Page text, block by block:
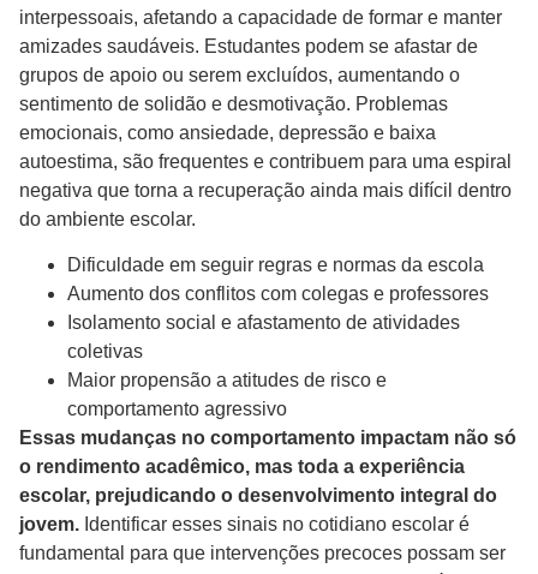
interpessoais, afetando a capacidade de formar e manter
amizades saudáveis. Estudantes podem se afastar de
grupos de apoio ou serem excluídos, aumentando o
sentimento de solidão e desmotivação. Problemas
emocionais, como ansiedade, depressão e baixa
autoestima, são frequentes e contribuem para uma espiral
negativa que torna a recuperação ainda mais difícil dentro
do ambiente escolar.
Dificuldade em seguir regras e normas da escola
Aumento dos conflitos com colegas e professores
Isolamento social e afastamento de atividades
coletivas
Maior propensão a atitudes de risco e
comportamento agressivo
Essas mudanças no comportamento impactam não só
o rendimento acadêmico, mas toda a experiência
escolar, prejudicando o desenvolvimento integral do
jovem. Identificar esses sinais no cotidiano escolar é
fundamental para que intervenções precoces possam ser